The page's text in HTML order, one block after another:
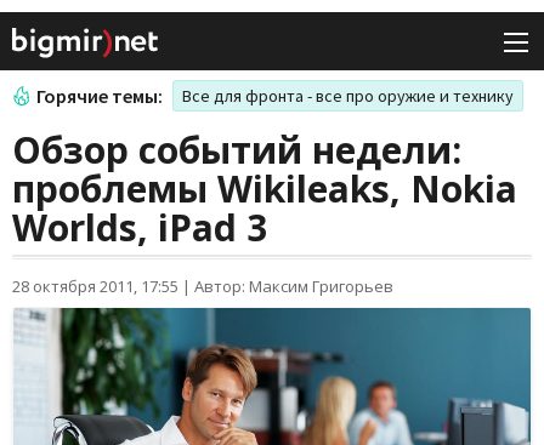
Горячие темы: Все для фронта - все про оружие и технику
Обзор событий недели:
проблемы Wikileaks, Nokia
Worlds, iPad 3
28 октября 2011, 17:55 | Автор: Максим Григорьев